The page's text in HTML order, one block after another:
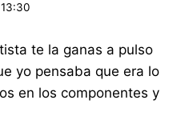
te la ganas a pulso
yo pensaba que era lo
en los componentes y